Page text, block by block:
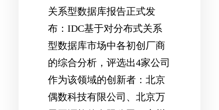
关系型数据库报告正式发
布 ：IDC基于对分布式关系
型数据库市场中各初创厂商
的综合分析，评选出4家公司
作为该领域的创新者：北京
偶数科技有限公司、北京万